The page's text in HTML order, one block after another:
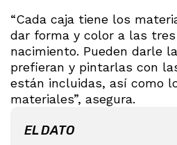
“Cada caja tiene los
dar forma y color a las
nacimiento. Pueden darle
prefieran y pintarlas con
están incluidas, así como
materiales”, asegura.
EL DATO